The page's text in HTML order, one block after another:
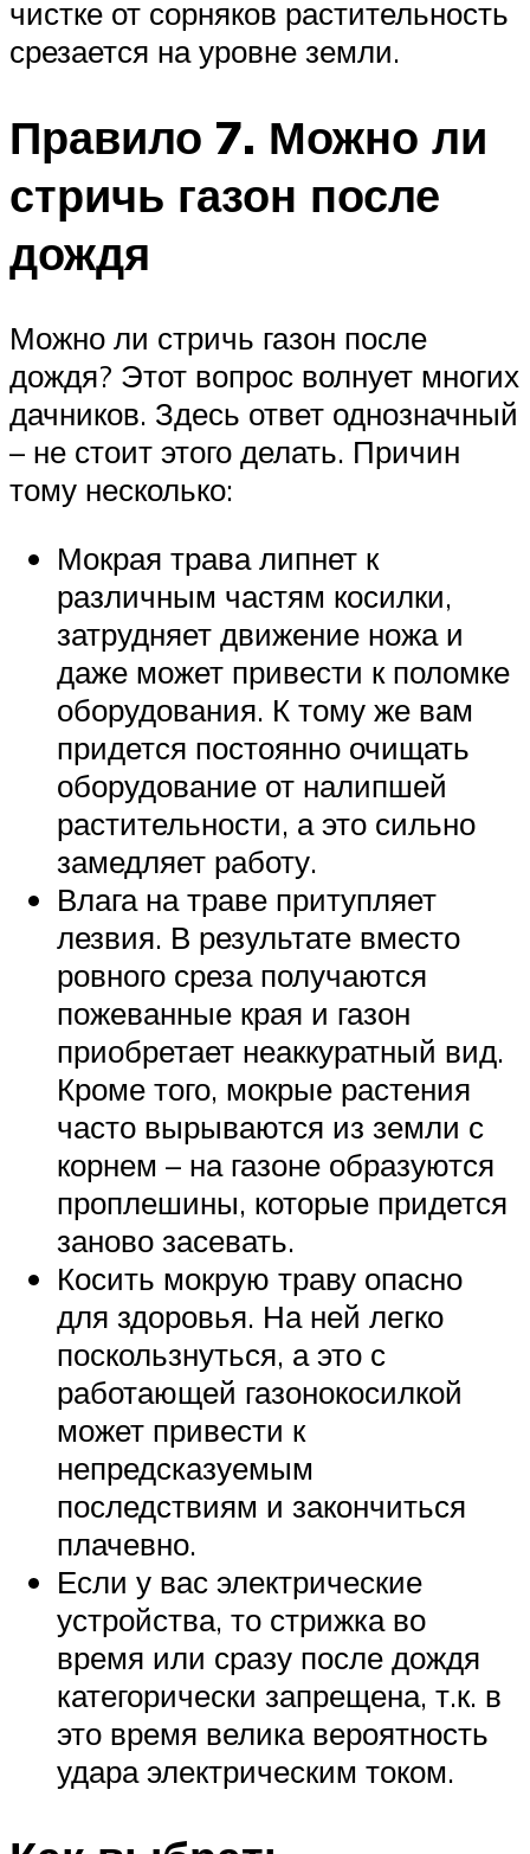
чистке от сорняков растительность
срезается на уровне земли.
Правило 7. Можно ли
стричь газон после
дождя
Можно ли стричь газон после
дождя? Этот вопрос волнует многих
дачников. Здесь ответ однозначный
– не стоит этого делать. Причин
тому несколько:
Мокрая трава липнет к
различным частям косилки,
затрудняет движение ножа и
даже может привести к поломке
оборудования. К тому же вам
придется постоянно очищать
оборудование от налипшей
растительности, а это сильно
замедляет работу.
Влага на траве притупляет
лезвия. В результате вместо
ровного среза получаются
пожеванные края и газон
приобретает неаккуратный вид.
Кроме того, мокрые растения
часто вырываются из земли с
корнем – на газоне образуются
проплешины, которые придется
заново засевать.
Косить мокрую траву опасно
для здоровья. На ней легко
поскользнуться, а это с
работающей газонокосилкой
может привести к
непредсказуемым
последствиям и закончиться
плачевно.
Если у вас электрические
устройства, то стрижка во
время или сразу после дождя
категорически запрещена, т.к. в
это время велика вероятность
удара электрическим током.